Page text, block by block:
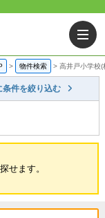
> 物件検索 > 高井戸小学校(
条件を絞り込む
せます。